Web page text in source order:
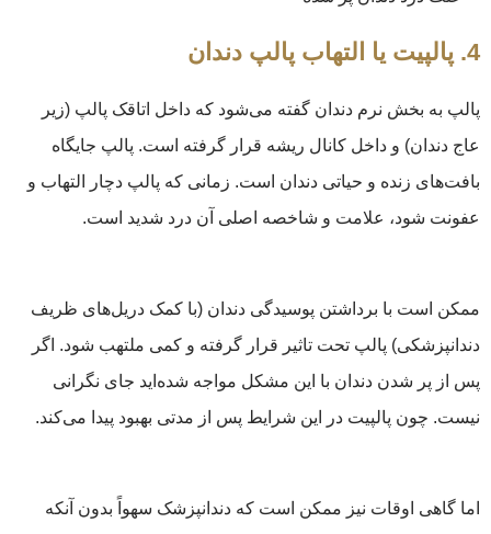
4. پالپیت یا التهاب پالپ دندان
پالپ به بخش نرم دندان گفته می‌شود که داخل اتاقک پالپ (زیر
عاج دندان) و داخل کانال ریشه قرار گرفته است. پالپ جایگاه
بافت‌های زنده و حیاتی دندان است. زمانی که پالپ دچار التهاب و
عفونت شود، علامت و شاخصه اصلی آن درد شدید است.
ممکن است با برداشتن پوسیدگی دندان (با کمک دریل‌های ظریف
دندانپزشکی) پالپ تحت تاثیر قرار گرفته و کمی ملتهب شود. اگر
پس از پر شدن دندان با این مشکل مواجه شده‌اید جای نگرانی
نیست. چون پالپیت در این شرایط پس از مدتی بهبود پیدا می‌کند.
اما گاهی اوقات نیز ممکن است که دندانپزشک سهواً بدون آنکه